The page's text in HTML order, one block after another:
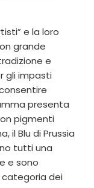
e la loro
grande
e
gli impasti
presenta
pigmenti
il Blu di Prussia
tutti una
e sono
dei